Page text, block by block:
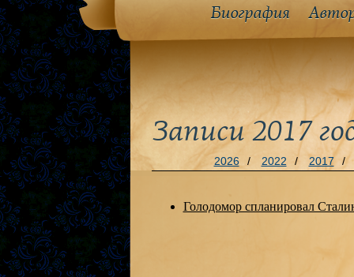
Биография
Записи 2017
2026 / 2022 / 2017 /
Голодомор спланировал